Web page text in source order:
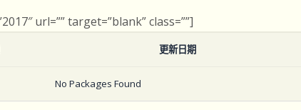
url=”” target=”blank” class=””]
更新日期
No Packages Found